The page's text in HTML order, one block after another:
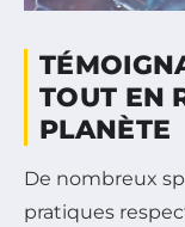
TOUT EN
PLANÈTE
De nombreux
pratiques